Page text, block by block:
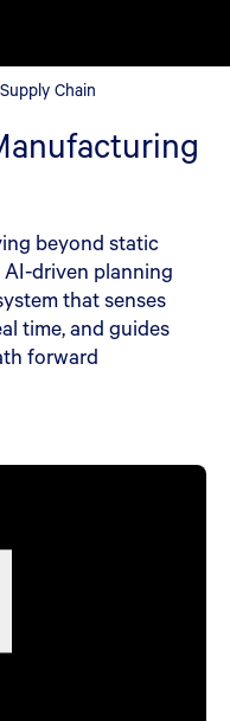
Chain
Chain
beyond static
driven planning
that senses
time, and guides
forward